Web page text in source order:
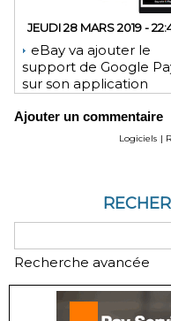
JEUDI 28 MARS 2019 -
eBay va ajouter le
support de Google
sur son application
Ajouter un commentaire
Logiciels |
Recherche avancée